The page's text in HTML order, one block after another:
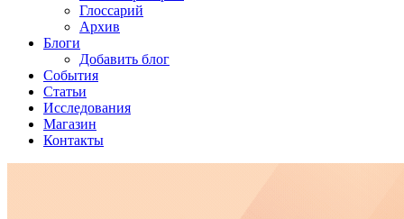
Глоссарий
Архив
Блоги
Добавить блог
События
Статьи
Исследования
Магазин
Контакты